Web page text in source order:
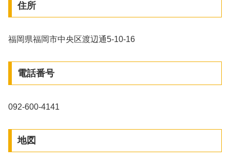
住所
福岡県福岡市中央区渡辺通5-10-16
電話番号
092-600-4141
地図